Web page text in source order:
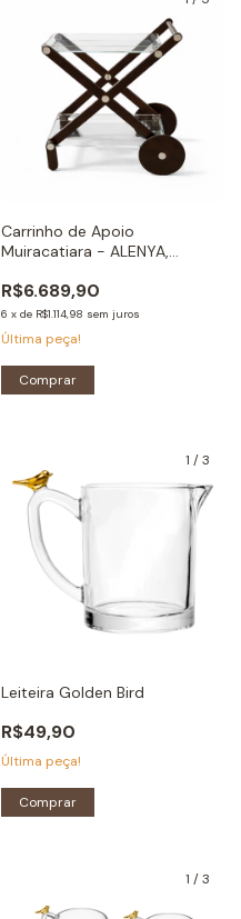
Carrinho de Apoio
Muiracatiara - ALENYA,
R$6.689,90
6 x de R$1.114,98 sem juros
Última peça!
Comprar
1 /3
Leiteira Golden Bird
R$49,90
Última peça!
Comprar
1 /3